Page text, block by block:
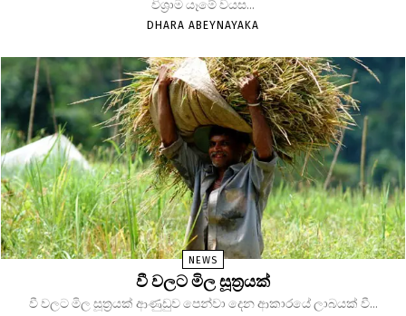
විශ්‍රාම යෑමේ වයස...
DHARA ABEYNAYAKA
NEWS
වී වලට මිල සූත්‍රයක්
වී වලට මිල සූත්‍රයක් ආණුඩුව පෙන්වා දෙන ආකාරයේ ලාබයක් වී...